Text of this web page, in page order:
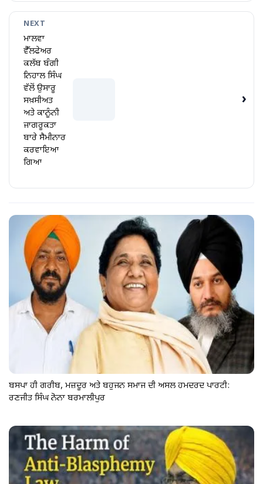
NEXT
ਮਾਲਵਾ
ਵੈੱਲਫੇਅਰ
ਕਲੱਬ ਬੰਗੀ
ਨਿਹਾਲ ਸਿੰਘ
ਵੱਲੋਂ ਉਸਾਰੂ
ਸਖ਼ਸੀਅਤ
ਅਤੇ ਕਾਨੂੰਨੀ
ਜਾਗਰੂਕਤਾ
ਬਾਰੇ ਸੈਮੀਨਾਰ
ਕਰਵਾਇਆ
ਗਿਆ
›
ਬਸਪਾ ਹੀ ਗਰੀਬ, ਮਜ਼ਦੂਰ ਅਤੇ ਬਹੁਜਨ ਸਮਾਜ ਦੀ ਅਸਲ ਹਮਦਰਦ ਪਾਰਟੀ:
ਰਣਜੀਤ ਸਿੰਘ ਨੋਨਾ ਬਰਮਾਲੀਪੁਰ